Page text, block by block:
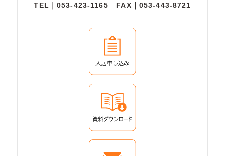
TEL｜ 053-423-1165 FAX｜053-443-8721